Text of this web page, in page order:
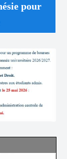
pour